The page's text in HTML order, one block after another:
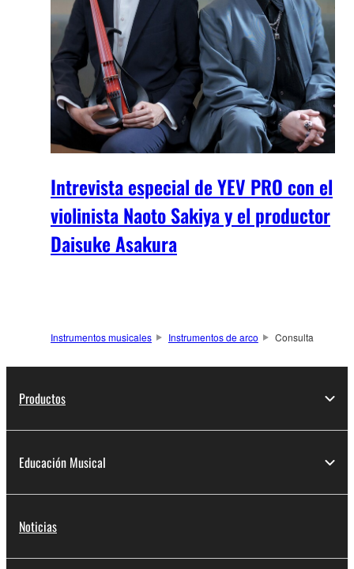
Intrevista especial de YEV PRO con el
violinista Naoto Sakiya y el productor
Daisuke Asakura
Instrumentos musicales Instrumentos de arco Consulta
Productos
Educación Musical
Noticias